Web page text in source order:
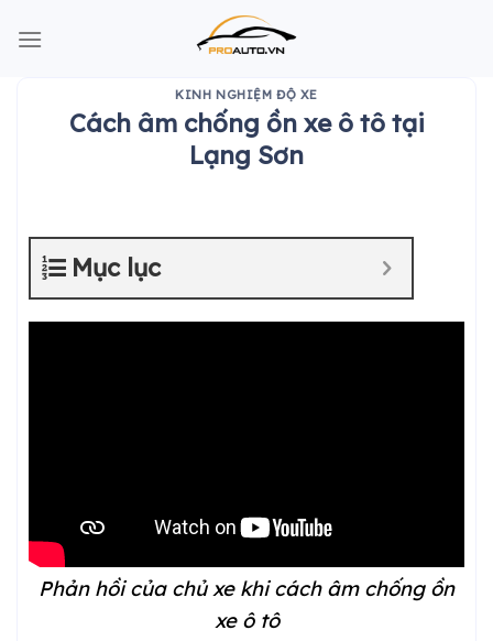
KINH NGHIỆM ĐỘ XE
Cách âm chống ồn xe ô tô tại
Lạng Sơn
Mục lục
Phản hồi của chủ xe khi cách âm chống ồn
xe ô tô